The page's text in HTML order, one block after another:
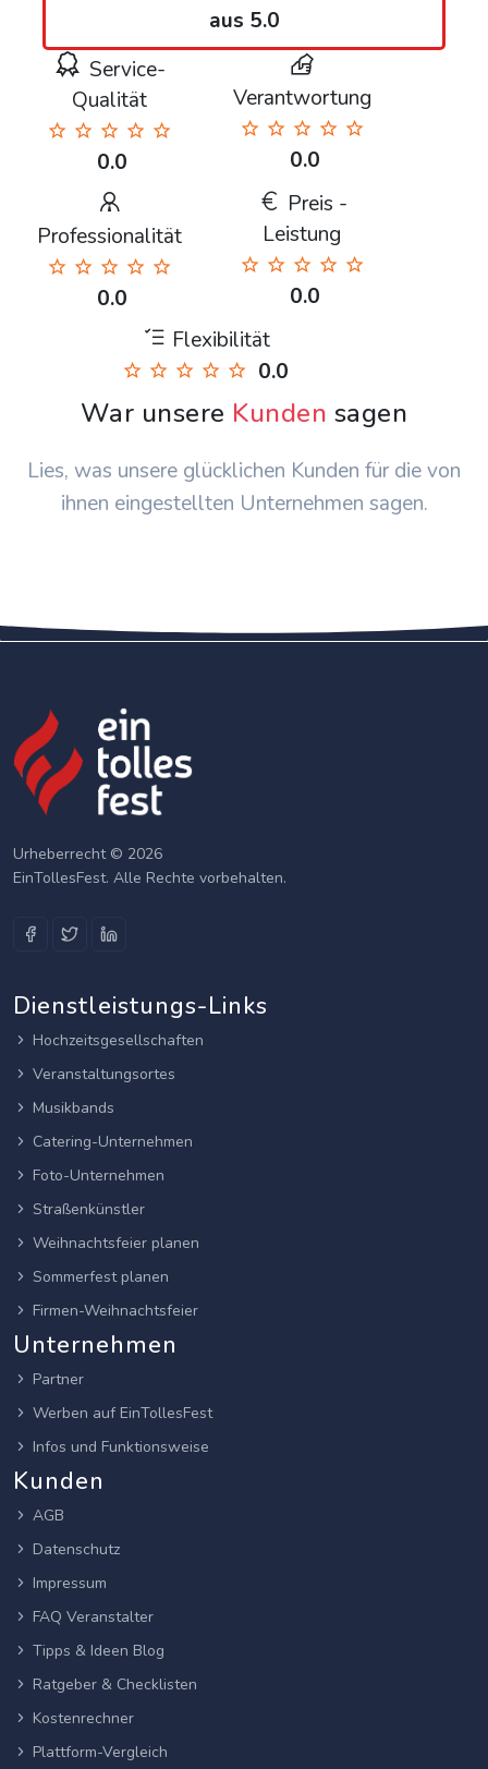
aus 5.0
Service-
Qualität
0.0
Verantwortung
0.0
Professionalität
0.0
Preis -
Leistung
0.0
Flexibilität
0.0
War unsere Kunden sagen
Lies, was unsere glücklichen Kunden für die von
ihnen eingestellten Unternehmen sagen.
Urheberrecht © 2026
EinTollesFest. Alle Rechte vorbehalten.
Dienstleistungs-Links
Hochzeitsgesellschaften
Veranstaltungsortes
Musikbands
Catering-Unternehmen
Foto-Unternehmen
Straßenkünstler
Weihnachtsfeier planen
Sommerfest planen
Firmen-Weihnachtsfeier
Unternehmen
Partner
Werben auf EinTollesFest
Infos und Funktionsweise
Kunden
AGB
Datenschutz
Impressum
FAQ Veranstalter
Tipps & Ideen Blog
Ratgeber & Checklisten
Kostenrechner
Plattform-Vergleich